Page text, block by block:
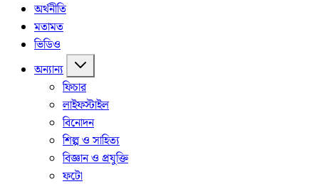
অর্থনীতি
মতামত
ভিডিও
অন্যান্য
ফিচার
লাইফস্টাইল
বিনোদন
শিল্প ও সাহিত্য
বিজ্ঞান ও প্রযুক্তি
ফটো